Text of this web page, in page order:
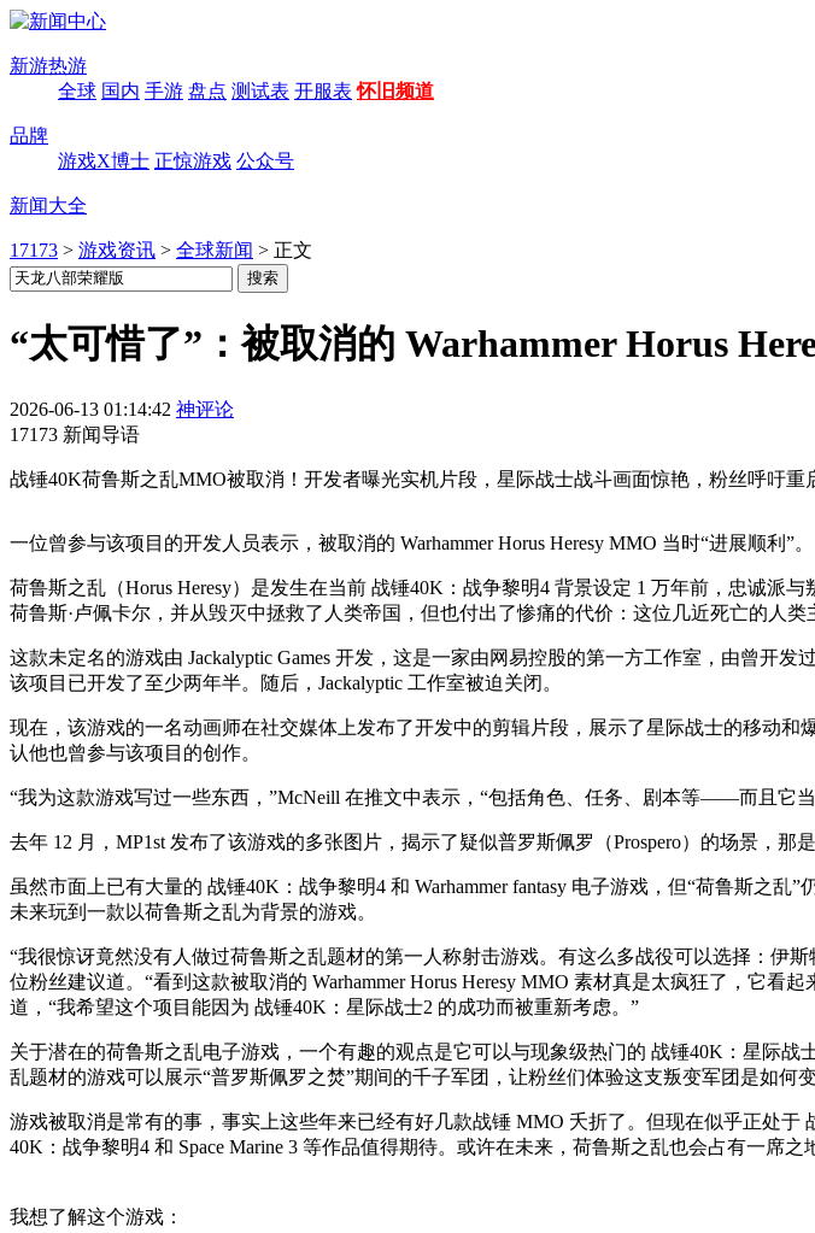
新游热游
全球 国内 手游 盘点 测试表 开服表 怀旧频道
品牌
游戏X博士 正惊游戏 公众号
新闻大全
17173 > 游戏资讯 > 全球新闻 > 正文
“太可惜了”：被取消的 Warhammer Horus
2026-06-13 01:14:42 神评论
17173 新闻导语
战锤40K荷鲁斯之乱MMO被取消！开发者曝光实机片段，星际战士战斗画面惊艳，粉丝呼吁重
一位曾参与该项目的开发人员表示，被取消的 Warhammer Horus Heresy MMO 当时“进展顺利”。
荷鲁斯之乱（Horus Heresy）是发生在当前 战锤40K：战争黎明4 背景设定 1 万年前，忠诚
荷鲁斯·卢佩卡尔，并从毁灭中拯救了人类帝国，但也付出了惨痛的代价：这位几近死亡的人
这款未定名的游戏由 Jackalyptic Games 开发，这是一家由网易控股的第一方工作室，由曾开发
该项目已开发了至少两年半。随后，Jackalyptic 工作室被迫关闭。
现在，该游戏的一名动画师在社交媒体上发布了开发中的剪辑片段，展示了星际战士的移动
认他也曾参与该项目的创作。
“我为这款游戏写过一些东西，”McNeill 在推文中表示，“包括角色、任务、剧本等——而且
去年 12 月，MP1st 发布了该游戏的多张图片，揭示了疑似普罗斯佩罗（Prospero）的场景，
虽然市面上已有大量的 战锤40K：战争黎明4 和 Warhammer fantasy 电子游戏，但“荷鲁斯之
未来玩到一款以荷鲁斯之乱为背景的游戏。
“我很惊讶竟然没有人做过荷鲁斯之乱题材的第一人称射击游戏。有这么多战役可以选择：伊
位粉丝建议道。“看到这款被取消的 Warhammer Horus Heresy MMO 素材真是太疯狂了，它
道，“我希望这个项目能因为 战锤40K：星际战士2 的成功而被重新考虑。”
关于潜在的荷鲁斯之乱电子游戏，一个有趣的观点是它可以与现象级热门的 战锤40K：星际
乱题材的游戏可以展示“普罗斯佩罗之焚”期间的千子军团，让粉丝们体验这支叛变军团是如何
游戏被取消是常有的事，事实上这些年来已经有好几款战锤 MMO 夭折了。但现在似乎正处
40K：战争黎明4 和 Space Marine 3 等作品值得期待。或许在未来，荷鲁斯之乱也会占有一席之
我想了解这个游戏：